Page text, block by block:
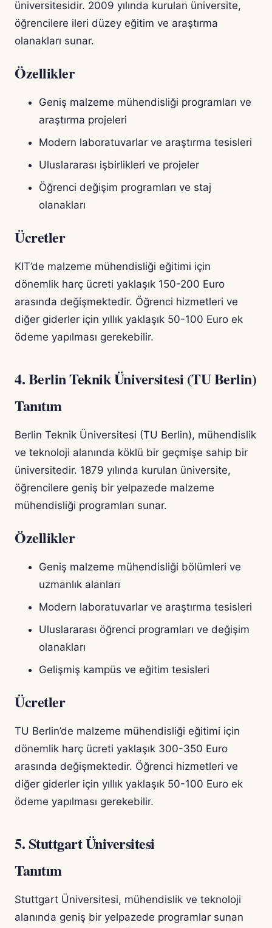
üniversitesidir. 2009 yılında kurulan üniversite,
öğrencilere ileri düzey eğitim ve araştırma
olanakları sunar.
Özellikler
Geniş malzeme mühendisliği programları ve
araştırma projeleri
Modern laboratuvarlar ve araştırma tesisleri
Uluslararası işbirlikleri ve projeler
Öğrenci değişim programları ve staj
olanakları
Ücretler
KIT’de malzeme mühendisliği eğitimi için
dönemlik harç ücreti yaklaşık 150-200 Euro
arasında değişmektedir. Öğrenci hizmetleri ve
diğer giderler için yıllık yaklaşık 50-100 Euro ek
ödeme yapılması gerekebilir.
4. Berlin Teknik Üniversitesi (TU Berlin)
Tanıtım
Berlin Teknik Üniversitesi (TU Berlin), mühendislik
ve teknoloji alanında köklü bir geçmişe sahip bir
üniversitedir. 1879 yılında kurulan üniversite,
öğrencilere geniş bir yelpazede malzeme
mühendisliği programları sunar.
Özellikler
Geniş malzeme mühendisliği bölümleri ve
uzmanlık alanları
Modern laboratuvarlar ve araştırma tesisleri
Uluslararası öğrenci programları ve değişim
olanakları
Gelişmiş kampüs ve eğitim tesisleri
Ücretler
TU Berlin’de malzeme mühendisliği eğitimi için
dönemlik harç ücreti yaklaşık 300-350 Euro
arasında değişmektedir. Öğrenci hizmetleri ve
diğer giderler için yıllık yaklaşık 50-100 Euro ek
ödeme yapılması gerekebilir.
5. Stuttgart Üniversitesi
Tanıtım
Stuttgart Üniversitesi, mühendislik ve teknoloji
alanında geniş bir yelpazede programlar sunan